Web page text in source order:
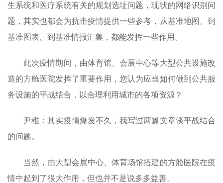
生系统和医疗系统有关的规划选址问题，现状的网络识别问
题，其实也都会为抗击疫情提供一些参考，从基准地图、到
基准图表、到基准情报汇集，都能发挥一些作用。
此次疫情期间，由体育馆、会展中心等大型公共设施改
造的方舱医院发挥了重要作用，您认为应当如何做到公共服
务设施的平战结合，以合理利用城市的各项资源？
尹稚：其实疫情爆发不久，我写过两篇文章谈平战结合
的问题。
当然，由大型会展中心、体育场馆搭建的方舱医院在疫
情中起到了很大作用，但也并不是说多多益善。